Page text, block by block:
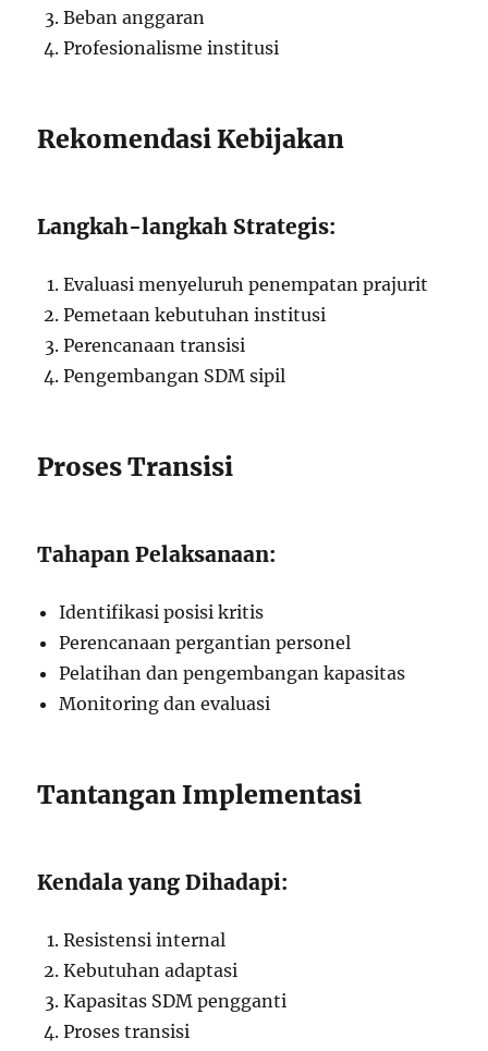
Beban anggaran
Profesionalisme institusi
Rekomendasi Kebijakan
Langkah-langkah Strategis:
Evaluasi menyeluruh penempatan prajurit
Pemetaan kebutuhan institusi
Perencanaan transisi
Pengembangan SDM sipil
Proses Transisi
Tahapan Pelaksanaan:
Identifikasi posisi kritis
Perencanaan pergantian personel
Pelatihan dan pengembangan kapasitas
Monitoring dan evaluasi
Tantangan Implementasi
Kendala yang Dihadapi:
Resistensi internal
Kebutuhan adaptasi
Kapasitas SDM pengganti
Proses transisi